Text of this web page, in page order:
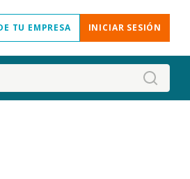
TU EMPRESA INICIAR SESIÓN